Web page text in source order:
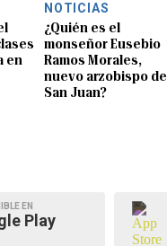
en
NOTICIAS
¿Quién es el
monseñor Eusebio
Ramos Morales,
nuevo arzobispo de
San Juan?
EN
Play